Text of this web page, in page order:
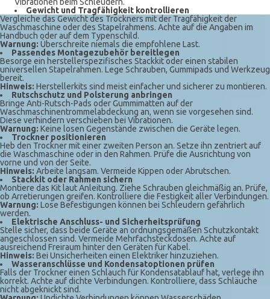
Gewicht und Tragfähigkeit kontrollieren
Vergleiche das Gewicht des Trockners mit der Tragfähigkeit der
Waschmaschine oder des Stapelrahmens. Achte auf die Angaben im
Handbuch oder auf dem Typenschild.
Warnung: Überschreite niemals die empfohlene Last.
Passendes Montagezubehör bereitlegen
Besorge ein herstellerspezifisches Stackkit oder einen stabilen
universellen Stapelrahmen. Lege Schrauben, Gummipads und Werkzeug
bereit.
Hinweis: Herstellerkits sind meist einfacher und sicherer zu montieren.
Rutschschutz und Polsterung anbringen
Bringe Anti-Rutsch-Pads oder Gummimatten auf der
Waschmaschinentrommelabdeckung an, wenn sie vorgesehen sind.
Diese verhindern verschieben bei Vibrationen.
Warnung: Keine losen Gegenstände zwischen die Geräte legen.
Trockner positionieren
Heb den Trockner mit einer zweiten Person an. Setze ihn zentriert auf
die Waschmaschine oder in den Rahmen. Prüfe die Ausrichtung von
vorne und von der Seite.
Hinweis: Arbeite langsam. Vermeide Kippen oder Abrutschen.
Stackkit oder Rahmen sichern
Montiere das Kit laut Anleitung. Ziehe Schrauben gleichmäßig an. Prüfe,
ob Arretierungen greifen. Kontrolliere die Festigkeit aller Verbindungen.
Warnung: Lose Befestigungen können bei Schleudern gefährlich
werden.
Elektrische Anschluss- und Sicherheitsprüfung
Stelle sicher, dass beide Geräte an ordnungsgemäßen Schutzkontakt
angeschlossen sind. Vermeide Mehrfachsteckdosen. Achte auf
ausreichend Freiraum hinter den Geräten für Kabel.
Hinweis: Bei Unsicherheiten einen Elektriker hinzuziehen.
Wasseranschlüsse und Kondensatoptionen prüfen
Falls der Trockner einen Schlauch für Kondensatablauf hat, verlege ihn
korrekt. Achte auf dichte Verbindungen. Kontrolliere, dass Schläuche
nicht abgeknickt sind.